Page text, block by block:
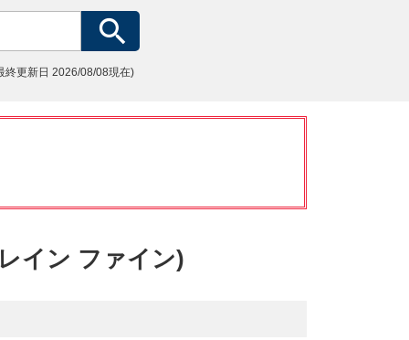
終更新日 2026/08/08現在)
イン ファイン)